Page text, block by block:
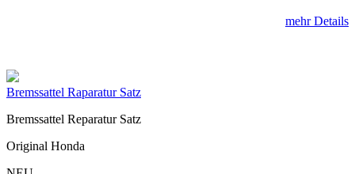
mehr Details
Bremssattel Raparatur Satz
Bremssattel Reparatur Satz
Original Honda